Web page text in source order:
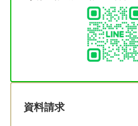
資料請求